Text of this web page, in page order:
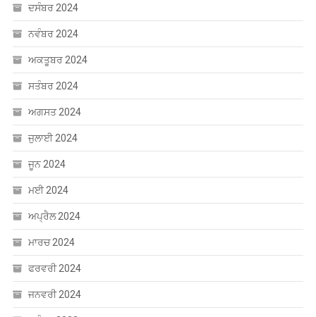
ਜੂਨ 2024
ਮਈ 2024
ਅਪ੍ਰੈਲ 2024
ਮਾਰਚ 2024
ਫਰਵਰੀ 2024
ਜਨਵਰੀ 2024
ਦਸੰਬਰ 2023
ਸਤੰਬਰ 2023
ਅਗਸਤ 2023
CATEGORIES
Uncategorized